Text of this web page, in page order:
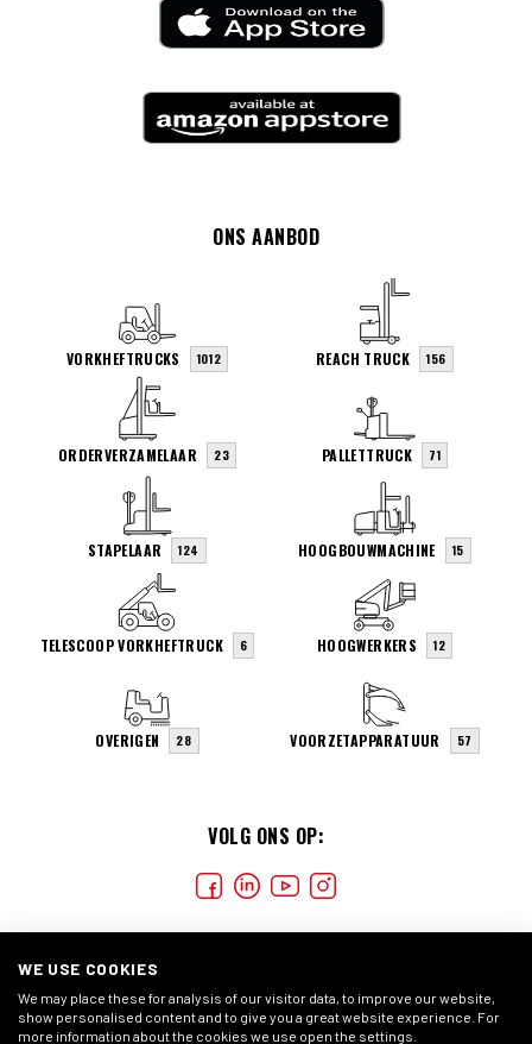
VOLG ONS OP:
ONS AANBOD
VORKHEFTRUCKS 1012 REACH TRUCK 156
ORDERVERZAMELAAR 23 PALLETTRUCK 71
STAPELAAR 124 HOOGBOUWMACHINE 15
TELESCOOP VORKHEFTRUCK 6 HOOGWERKERS 12
OVERIGEN 28 VOORZETAPPARATUUR 57
WE USE COOKIES
We may place these for analysis of our visitor data, to improve our website,
show personalised content and to give you a great website experience. For
more information about the cookies we use open the settings.